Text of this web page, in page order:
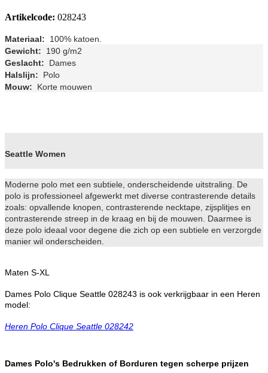
Artikelcode: 028243
Materiaal:
100% katoen.
Gewicht:
190 g/m2
Geslacht:
Dames
Halslijn:
Polo
Mouw:
Korte mouwen
Seattle Women
Moderne polo met een subtiele, onderscheidende uitstraling. De
polo is professioneel afgewerkt met diverse contrasterende details
zoals: opvallende knopen, contrasterende necktape, zijsplitjes en
contrasterende streep in de kraag en bij de mouwen. Daarmee is
deze polo ideaal voor degene die zich op een subtiele en verzorgde
manier wil onderscheiden.
Maten S-XL
Dames Polo Clique Seattle 028243 is ook verkrijgbaar in een Heren
model:
Heren Polo Clique Seattle 028242
Dames Polo's Bedrukken of Borduren tegen scherpe prijzen